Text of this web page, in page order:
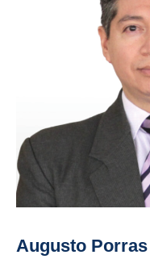
Augusto Porras